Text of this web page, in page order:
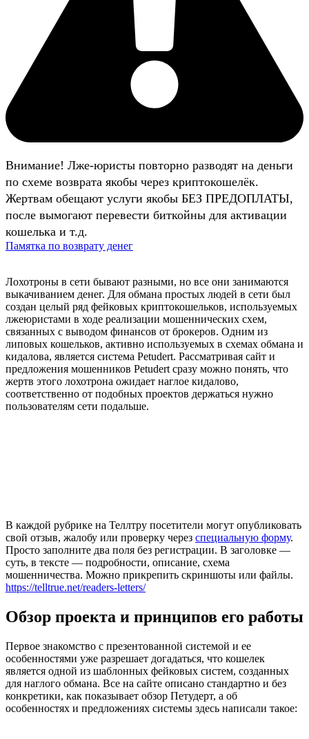
Внимание! Лже-юристы повторно разводят на деньги
по схеме возврата якобы через криптокошелёк.
Жертвам обещают услуги якобы БЕЗ ПРЕДОПЛАТЫ,
после вымогают перевести биткойны для активации
кошелька и т.д.
Памятка по возврату денег
Лохотроны в сети бывают разными, но все они занимаются
выкачиванием денег. Для обмана простых людей в сети был
создан целый ряд фейковых криптокошельков, используемых
лжеюристами в ходе реализации мошеннических схем,
связанных с выводом финансов от брокеров. Одним из
липовых кошельков, активно используемых в схемах обмана и
кидалова, является система Petudert. Рассматривая сайт и
предложения мошенников Petudert сразу можно понять, что
жертв этого лохотрона ожидает наглое кидалово,
соответственно от подобных проектов держаться нужно
пользователям сети подальше.
В каждой рубрике на Теллтру посетители могут опубликовать
свой отзыв, жалобу или проверку через специальную форму.
Просто заполните два поля без регистрации. В заголовке —
суть, в тексте — подробности, описание, схема
мошенничества. Можно прикрепить скриншоты или файлы.
https://telltrue.net/readers-letters/
Обзор проекта и принципов его работы
Первое знакомство с презентованной системой и ее
особенностями уже разрешает догадаться, что кошелек
является одной из шаблонных фейковых систем, созданных
для наглого обмана. Все на сайте описано стандартно и без
конкретики, как показывает обзор Петудерт, а об
особенностях и предложениях системы здесь написали такое: